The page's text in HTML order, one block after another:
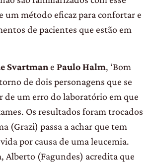
um método eficaz para confortar e
de pacientes que estão em
Svartmane Paulo Halm, ‘Bom
de dois personagens que se
de um erro do laboratório em que
Os resultados foram trocados
(Grazi) passa a achar que tem
por causa de uma leucemia.
Alberto (Fagundes) acredita que